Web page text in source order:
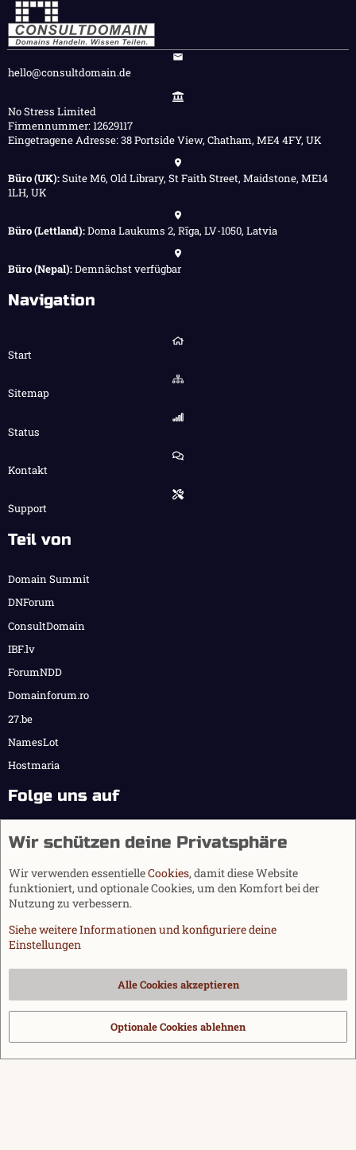
hello@consultdomain.de
No Stress Limited
Firmennummer: 12629117
Eingetragene Adresse: 38 Portside View, Chatham, ME4 4FY, UK
Büro (UK):Suite M6, Old Library, St Faith Street, Maidstone, ME14
1LH, UK
Büro (Lettland):Doma Laukums 2, Rīga, LV-1050, Latvia
Büro (Nepal):Demnächst verfügbar
Navigation
Start
Sitemap
Status
Kontakt
Support
Teil von
Domain Summit
DNForum
ConsultDomain
IBF.lv
ForumNDD
Domainforum.ro
27.be
NamesLot
Hostmaria
Folge uns auf
Cookies
Datenschutz
Hilfe und Impressum
Start
S
Community platform by XenForo® © 2010-2026 XenForo Ltd.
via s9e/MediaSites
Wir schützen deine Privatsphäre
Wir verwenden essentielleCookies, damit diese Website
funktioniert, und optionale Cookies, um den Komfort bei der
Nutzung zu verbessern.
Siehe weitere Informationen und konfiguriere deine
Einstellungen
Alle Cookies akzeptieren
Optionale Cookies ablehnen